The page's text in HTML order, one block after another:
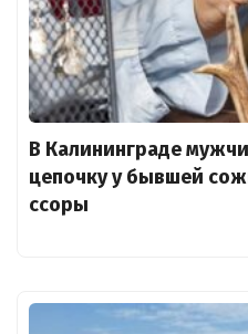
В Калининграде
цепочку у бывшей
ссоры